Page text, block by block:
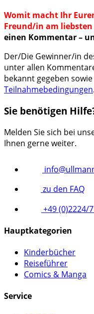
Womit macht Ihr
Freund/in am liebsten
einen Kommentar –
Der/Die Gewinner/in
unter allen
bekannt gegeben
Teilnahmebedingungen.
Sie benötigen
Melden Sie sich bei
Ihnen gerne weiter.
zu den FAQ
+49 (0)2224/
Hauptkategorien
Kinderbücher
Reiseführer
Comics & Manga
Service